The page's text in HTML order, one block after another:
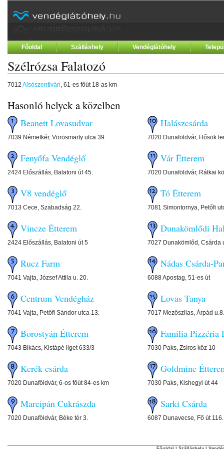
Főoldal Szálláshely Vendéglátóhely
Szélrózsa Falatozó
7012 Alsószentiván, 61-es főút 18-as km
Hasonló helyek a közelben
Beanett Lovasudvar
7039 Németkér, Vörösmarty utca 39.
Fenyőfa Vendéglő
2424 Előszállás, Balatoni út 45.
V8 vendéglő
7013 Cece, Szabadság 22.
Vincze Étterem
2424 Előszállás, Balatoni út 5
Rucz Farm
7041 Vajta, József Attila u. 20.
Centrum Vendégház
7041 Vajta, Petőfi Sándor utca 13.
Borostyán Étterem
7043 Bikács, Kistápé liget 633/3
Kerék csárda
7020 Dunaföldvár, 6-os főút 84-es km
Marcipán Cukrászda
7020 Dunaföldvár, Béke tér 3.
Halászcsárda
7020 Dunaföldvár, Hősök
Vár Étterem
7020 Dunaföldvár, Rátkai
Tó Étterem
7081 Simontornya, Petőfi
Dunakömlődi
7027 Dunakömlőd, Csárda
Nádas Csárda-
6088 Apostag, 51-es út
Lovas Tanya
7017 Mezőszilas, Árpád u.8.
Familia Pizzéria
7030 Paks, Zsíros köz 10
Goldmine
7030 Paks, Kishegyi út 44
Sarki Csárda
6087 Dunavecse, Fő út 116.